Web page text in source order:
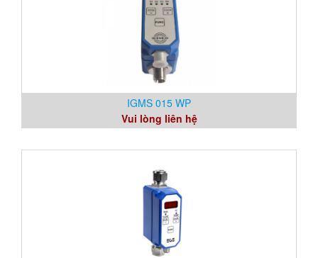
IGMS 015 WP
Vui lòng liên hệ